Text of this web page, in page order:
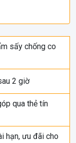
sấy chống co
2 giờ
qua thẻ tín
hạn, ưu đãi cho